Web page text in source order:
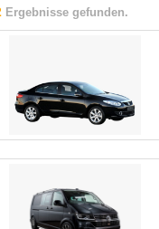
Ergebnisse gefunden.